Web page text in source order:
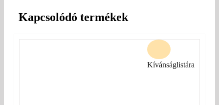
Kapcsolódó termékek
Kívánságlistára